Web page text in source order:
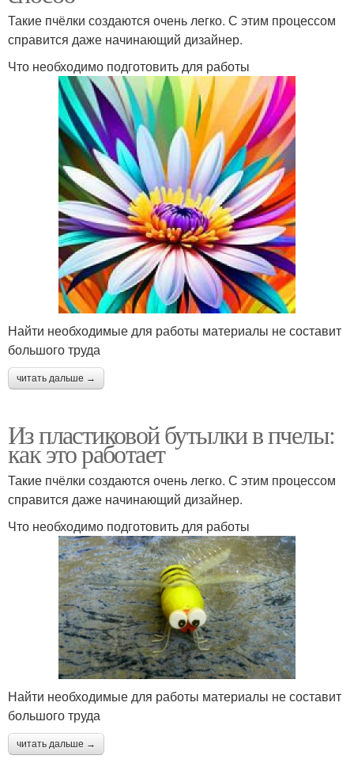
Объемная пчела Пчела из бумаги
Пчелка из пластиковых
бутылок
Бутылки для сада
Бумажная пчела Поделки из бутылок
Пчела из помпонов
Руки из пластиковых
бутылок
Поделки из
Пчела в сотах
Такие пчёлки создаются очень легко. С этим процессом
справится даже начинающий дизайнер.
Что необходимо подготовить для работы
Найти необходимые для работы материалы не составит
большого труда
читать дальше →
Из пластиковой бутылки в пчелы:
как это работает
Такие пчёлки создаются очень легко. С этим процессом
справится даже начинающий дизайнер.
Что необходимо подготовить для работы
Найти необходимые для работы материалы не составит
большого труда
читать дальше →